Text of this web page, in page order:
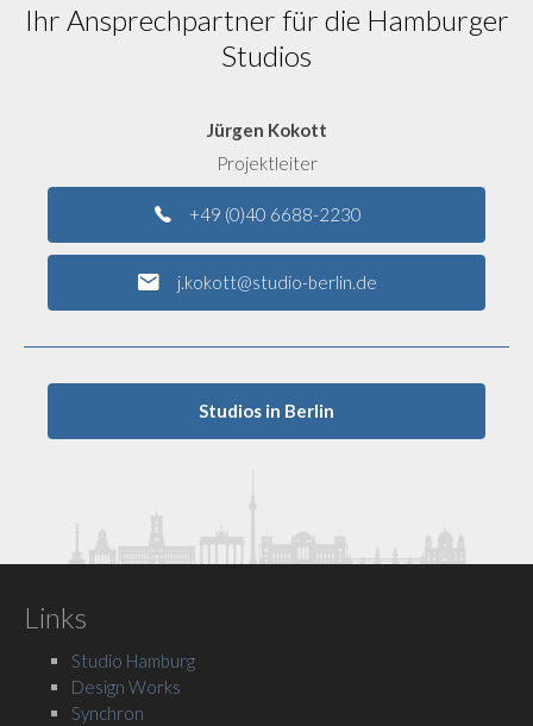
Ihr Ansprechpartner für die Hamburger
Studios
Jürgen Kokott
Projektleiter
+49 (0)40 6688-2230
j.kokott@studio-berlin.de
Studios in Berlin
Links
Studio Hamburg
Design Works
Synchron